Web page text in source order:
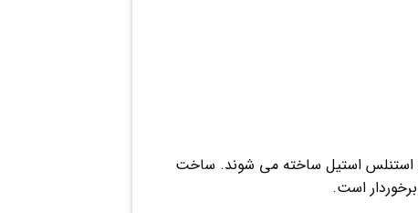
استنلس استیل ساخته می شوند. ساخت
است.